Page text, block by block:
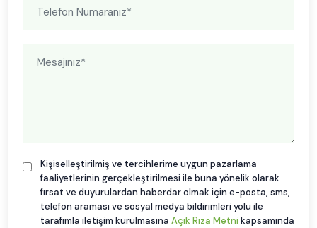
Kişiselleştirilmiş ve tercihlerime uygun pazarlama
faaliyetlerinin gerçekleştirilmesi ile buna yönelik olarak
fırsat ve duyurulardan haberdar olmak için e-posta, sms,
telefon araması ve sosyal medya bildirimleri yolu ile
tarafımla iletişim kurulmasına Açık Rıza Metni kapsamında